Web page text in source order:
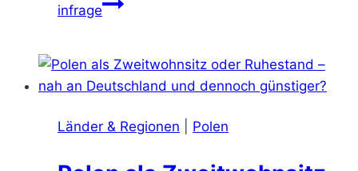
infrage
Länder & Regionen Polen